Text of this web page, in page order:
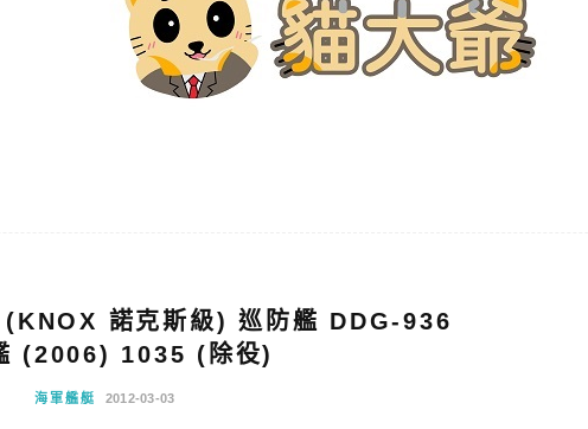
(KNOX 諾克斯級) 巡防艦 DDG-936
(2006) 1035 (除役)
海軍艦艇 2012-03-03